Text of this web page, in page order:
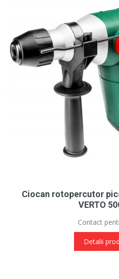
Ciocan rotopercutor
VERTO
Contact
Detalii